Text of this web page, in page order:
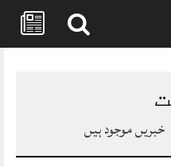
خبریں موجود ہیں